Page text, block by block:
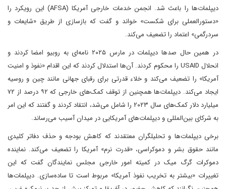
دیپلمات‌ها را باعث شد. انجمن خدمات خارجی آمریکا (AFSA) این رویکرد را
«دستورالعملی برای شکست» خواند و گفت که بازسازی از طریق «شایعات و
سردرگمی» اعتماد را تضعیف می‌کند.
در همین حال صدها دیپلمات در مارس ۲۰۲۵ نامه‌ای به روبیو امضا کردند و
انحلال USAID را محکوم کردند. آن‌ها استدلال کردند که این اقدام «نفوذ و امنیت
آمریکا» را تضعیف می‌کند و خلاء قدرتی برای رقبای جهانی مانند چین و روسیه
ایجاد می‌کند. دیپلمات‌ها همچنین از توقف کمک‌های خارجی که ۹۲ درصد از ۷۲
میلیارد دلار کمک‌های سال ۲۰۲۳ را شامل می‌شد، انتقاد کردند و گفتند که این امر
به شرکای بین‌المللی و دیپلمات‌های آمریکایی در میدان آسیب می‌رساند.
برخی دیپلمات‌ها و تحلیلگران معتقدند که کاهش بودجه و حذف دفاتر کلیدی
مانند حقوق بشر و دموکراسی، «قدرت نرم» آمریکا را تضعیف می‌کند. نماینده
دموکرات گرگ میک در کمیته امور خارجی مجلس نمایندگان گفت که این
تغییرات «بیشتر به تخریب نفوذ آمریکا» مربوط است تا ساده‌سازی. دیپلمات‌ها